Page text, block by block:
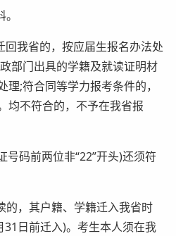
我省的，按应届生报名办法处
部门出具的学籍及就读证明材
;符合同等学力报考条件的，
均不符合的，不予在我省报
码前两位非“22”开头)还须符
，其户籍、学籍迁入我省时
日前迁入)。考生本人须在我